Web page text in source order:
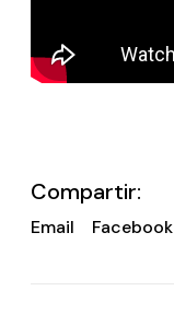
Compartir:
Email Facebook